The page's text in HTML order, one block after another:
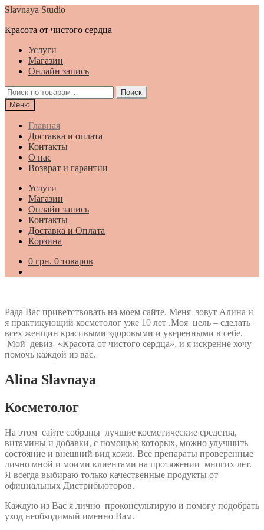
Перейти
навигации
Перейти
содержимому
Slavnaya Studio
Красота от чистого сердца
Услуги
Магазин
Онлайн запись
Искать:
Поиск
Меню
Главная
Доставка и оплата
Контакты
О нас
Возврат и гарантии
Услуги
Магазин
Онлайн запись
Контакты
Доставка и Оплата
Корзина
0 грн. 0 товаров
Рада Вас приветствовать на моем сайте. Меня зовут Алина и
я практикующий косметолог уже 10 лет .Моя цель – сделать
всех женщин красивыми здоровыми и уверенными в себе.
Мой девиз- «Красота от чистого сердца», и я искренне хочу
помочь каждой из вас.
Alina Slavnaya
Косметолог
На этом сайте собраны лучшие косметические средства,
витамины и добавки, с помощью которых, можно улучшить
состояние и внешний вид кожи. Все препараты проверенные
лично мной и моими клиентами на протяжении многих лет.
Я всегда выбираю только качественные продукты от
официальных Дистрибьюторов.
Каждую из Вас я лично проконсультирую и помогу подобрать
уход необходимый именно Вам.